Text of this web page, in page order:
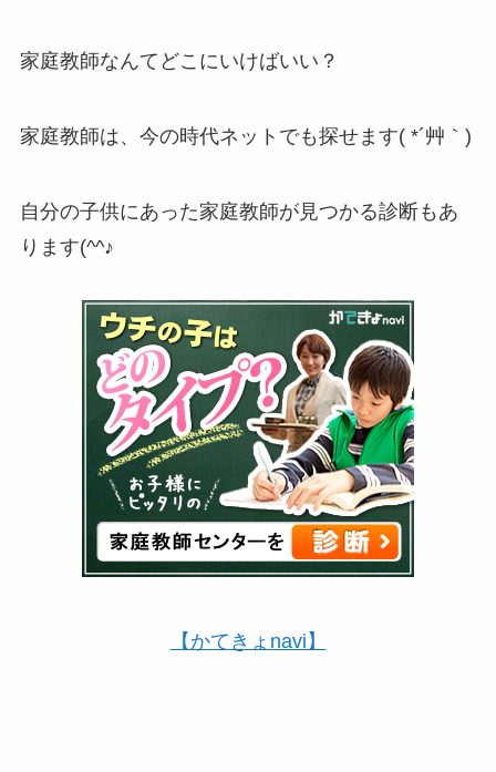
家庭教師なんてどこにいけばいい？
家庭教師は、今の時代ネットでも探せます( *´艸｀)
自分の子供にあった家庭教師が見つかる診断もあ
ります(^^♪
【かてきょnavi】